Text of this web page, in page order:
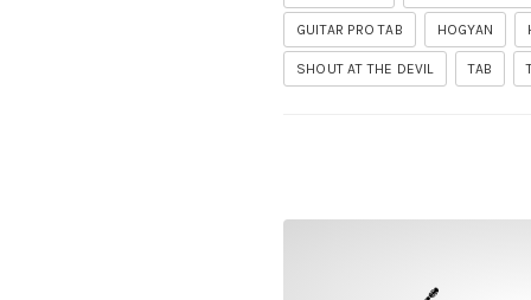
GUITAR PRO TAB HOGYAN
SHOUT AT THE DEVIL TAB